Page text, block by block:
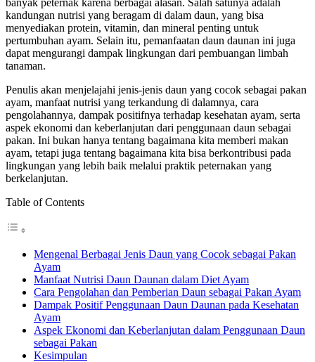
kandungan nutrisi yang beragam di dalam daun, yang bisa
menyediakan protein, vitamin, dan mineral penting untuk
pertumbuhan ayam. Selain itu, pemanfaatan daun daunan ini juga
dapat mengurangi dampak lingkungan dari pembuangan limbah
tanaman.
Penulis akan menjelajahi jenis-jenis daun yang cocok sebagai pakan
ayam, manfaat nutrisi yang terkandung di dalamnya, cara
pengolahannya, dampak positifnya terhadap kesehatan ayam, serta
aspek ekonomi dan keberlanjutan dari penggunaan daun sebagai
pakan. Ini bukan hanya tentang bagaimana kita memberi makan
ayam, tetapi juga tentang bagaimana kita bisa berkontribusi pada
lingkungan yang lebih baik melalui praktik peternakan yang
berkelanjutan.
Table of Contents
Mengenal Berbagai Jenis Daun yang Cocok sebagai Pakan
Ayam
Manfaat Nutrisi Daun Daunan dalam Diet Ayam
Cara Pengolahan dan Pemberian Daun sebagai Pakan Ayam
Dampak Positif Penggunaan Daun Daunan pada Kesehatan
Ayam
Aspek Ekonomi dan Keberlanjutan dalam Penggunaan Daun
sebagai Pakan
Kesimpulan